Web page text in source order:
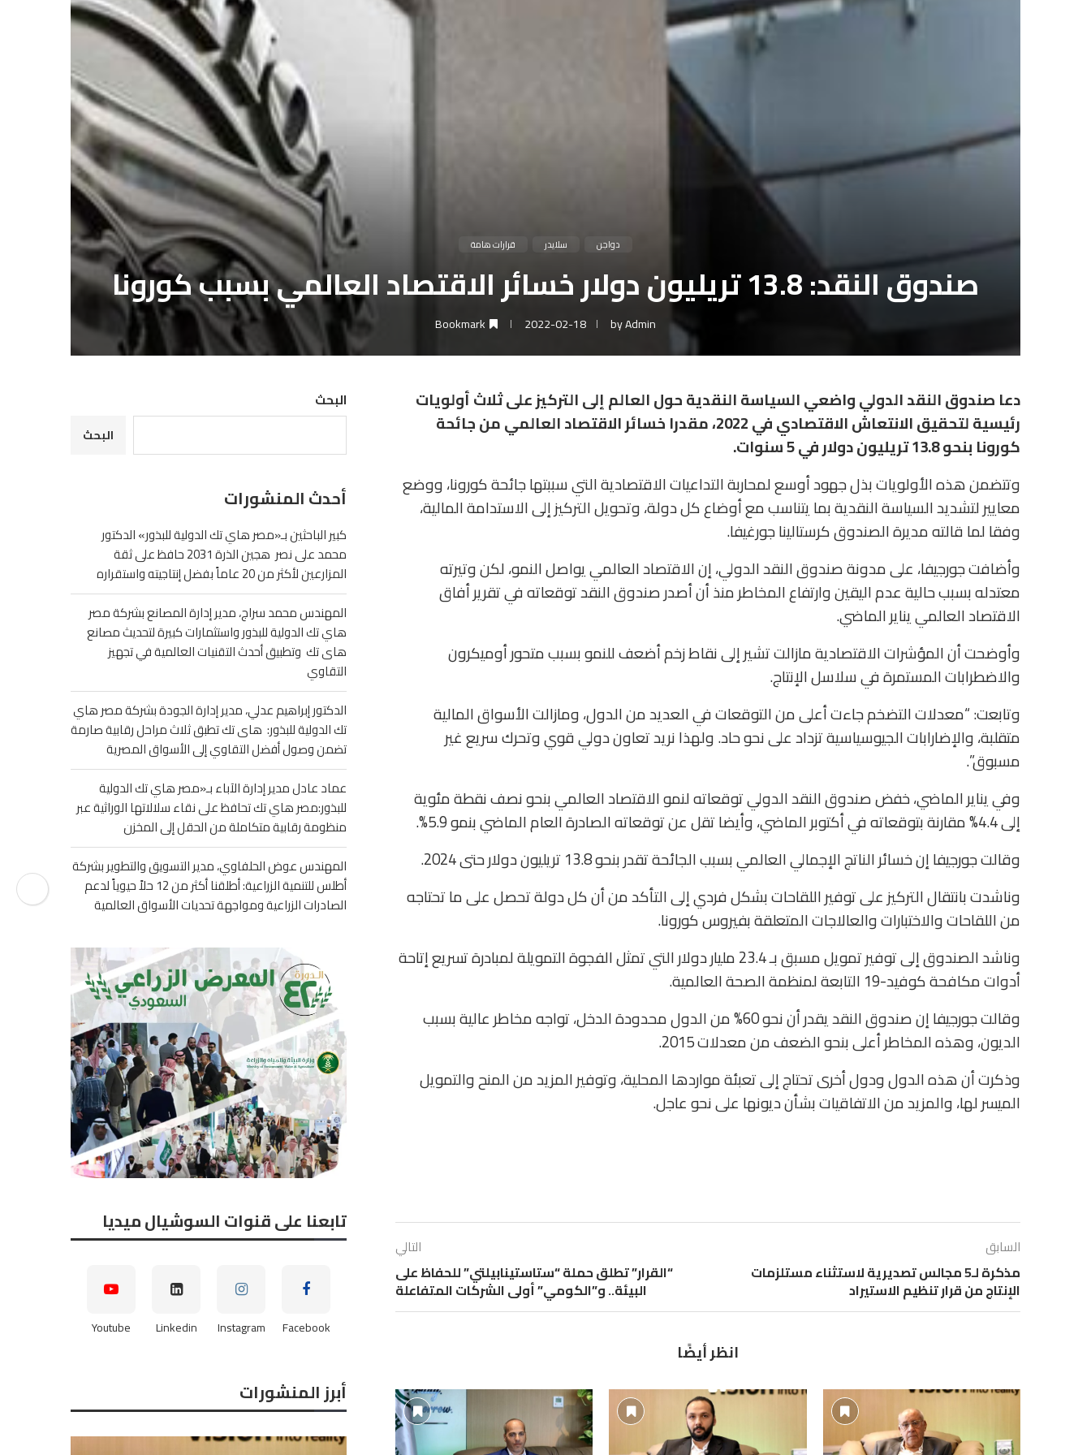
دواجن سلايدر قرارات هامة
صندوق النقد: 13.8 تريليون دولار خسائر الاقتصاد العالمي بسبب كورونا
byAdmin
2022-02-18
Bookmark
دعا صندوق النقد الدولي واضعي السياسة النقدية حول العالم إلى التركيز على ثلاث أولويات
رئيسية لتحقيق الانتعاش الاقتصادي في 2022، مقدرا خسائر الاقتصاد العالمي من جائحة
كورونا بنحو 13.8 تريليون دولار في 5 سنوات.
وتتضمن هذه الأولويات بذل جهود أوسع لمحاربة التداعيات الاقتصادية التي سببتها جائحة كورونا، ووضع
معايير لتشديد السياسة النقدية بما يتناسب مع أوضاع كل دولة، وتحويل التركيز إلى الاستدامة المالية،
وفقا لما قالته مديرة الصندوق كرستالينا جورغيفا.
وأضافت جورجيفا، على مدونة صندوق النقد الدولي، إن الاقتصاد العالمي يواصل النمو، لكن وتيرته
معتدله بسبب حالية عدم اليقين وارتفاع المخاطر منذ أن أصدر صندوق النقد توقعاته في تقرير أفاق
الاقتصاد العالمي يناير الماضي.
وأوضحت أن المؤشرات الاقتصادية مازالت تشير إلى نقاط زخم أضعف للنمو بسبب متحور أوميكرون
والاضطرابات المستمرة في سلاسل الإنتاج.
وتابعت: “معدلات التضخم جاءت أعلى من التوقعات في العديد من الدول، ومازالت الأسواق المالية
متقلبة، والإضارابات الجيوسياسية تزداد على نحو حاد. ولهذا نريد تعاون دولي قوي وتحرك سريع غير
مسبوق”.
وفي يناير الماضي، خفض صندوق النقد الدولي توقعاته لنمو الاقتصاد العالمي بنحو نصف نقطة مئوية
إلى 4.4% مقارنة بتوقعاته في أكتوبر الماضي، وأيضا تقل عن توقعاته الصادرة العام الماضي بنمو 5.9%.
وقالت جورجيفا إن خسائر الناتج الإجمالي العالمي بسبب الجائحة تقدر بنحو 13.8 تريليون دولار حتى 2024.
وناشدت بانتقال التركيز على توفير اللقاحات بشكل فردي إلى التأكد من أن كل دولة تحصل على ما تحتاجه
من اللقاحات والاختبارات والعالاجات المتعلقة بفيروس كورونا.
وناشد الصندوق إلى توفير تمويل مسبق بـ 23.4 مليار دولار التي تمثل الفجوة التمويلة لمبادرة تسريع إتاحة
أدوات مكافحة كوفيد-19 التابعة لمنظمة الصحة العالمية.
وقالت جورجيفا إن صندوق النقد يقدر أن نحو 60% من الدول محدودة الدخل، تواجه مخاطر عالية بسبب
الديون، وهذه المخاطر أعلى بنحو الضعف من معدلات 2015.
وذكرت أن هذه الدول ودول أخرى تحتاج إلى تعبئة مواردها المحلية، وتوفير المزيد من المنح والتمويل
الميسر لها، والمزيد من الاتفاقيات بشأن ديونها على نحو عاجل.
السابق
مذكرة لـ5 مجالس تصديرية لاستثناء مستلزمات
الإنتاج من قرار تنظيم الاستيراد
التالي
“القرار” تطلق حملة “ستاستينابيلتي” للحفاظ على
البيئة.. و”الكومي” أولى الشركات المتفاعلة
انظر أيضًا
البحث
البحث
أحدث المنشورات
كبير الباحثين بـ«مصر هاي تك الدولية للبذور» الدكتور
محمد على نصر هجين الذرة 2031 حافظ على ثقة
المزارعين لأكثر من 20 عاماً بفضل إنتاجيته واستقراره
المهندس محمد سراج، مدير إدارة المصانع بشركة مصر
هاي تك الدولية للبذور واستثمارات كبيرة لتحديث مصانع
هاى تك وتطبيق أحدث التقنيات العالمية في تجهيز
التقاوي
الدكتور إبراهيم عدلي، مدير إدارة الجودة بشركة مصر هاي
تك الدولية للبذور: هاى تك تطبق ثلاث مراحل رقابية صارمة
تضمن وصول أفضل التقاوي إلى الأسواق المصرية
عماد عادل مدير إدارة الآباء بـ«مصر هاي تك الدولية
للبذور:مصر هاي تك تحافظ على نقاء سلالاتها الوراثية عبر
منظومة رقابية متكاملة من الحقل إلى المخزن
المهندس عوض الحلفاوي، مدير التسويق والتطوير بشركة
أطلس للتنمية الزراعية: أطلقنا أكثر من 12 حلاً حيوياً لدعم
الصادرات الزراعية ومواجهة تحديات الأسواق العالمية
تابعنا على قنوات السوشيال ميديا
Facebook
Instagram
Linkedin
Youtube
أبرز المنشورات